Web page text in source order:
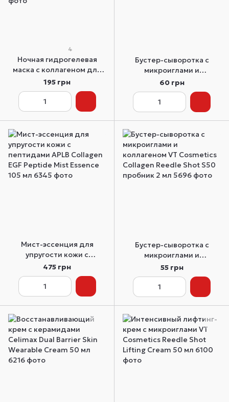
4
Ночная гидрогелевая
маска с коллагеном для
эластичности кожи
Biodance Bio-Collagen
Real Deep Mask 1 шт
195 грн
Бустер-сыворотка с
микроиглами и
коллагеном VT Cosmetics
Collagen Reedle Shot 100
пробник 2 мл
60 грн
Мист-эссенция для
упругости кожи с
пептидами APLB Collagen
EGF Peptide Mist Essence
105 мл
475 грн
Бустер-сыворотка с
микроиглами и
коллагеном VT Cosmetics
Collagen Reedle Shot S50
пробник 2 мл
55 грн